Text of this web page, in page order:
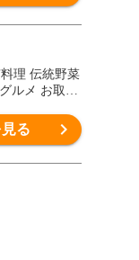
理 伝統野菜
ルメ お取り
る